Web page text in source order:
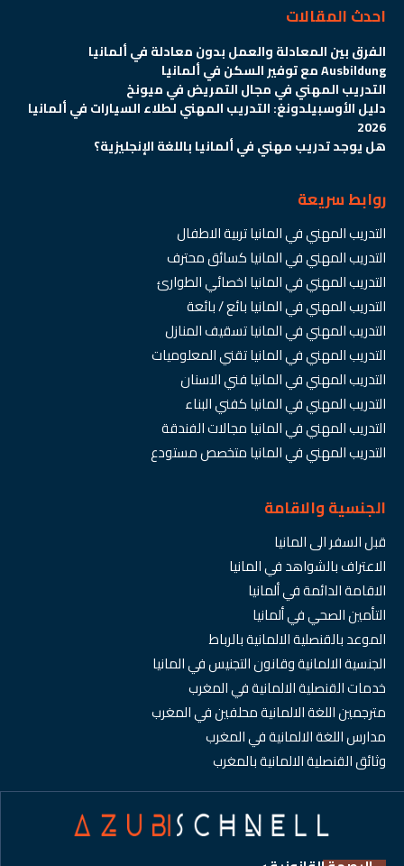
احدث المقالات
الفرق بين المعادلة والعمل بدون معادلة في ألمانيا
Ausbildung مع توفير السكن في ألمانيا
التدريب المهني في مجال التمريض في ميونخ
دليل الأوسبيلدونغ: التدريب المهني لطلاء السيارات في ألمانيا
2026
هل يوجد تدريب مهني في ألمانيا باللغة الإنجليزية؟
روابط سريعة
التدريب المهني في المانيا تربية الاطفال
التدريب المهني في المانيا كسائق محترف
التدريب المهني في المانيا اخصائي الطوارئ
التدريب المهني في المانيا بائع / بائعة
التدريب المهني في المانيا تسقيف المنازل
التدريب المهني في المانيا تقني المعلوميات
التدريب المهني في المانيا فني الاسنان
التدريب المهني في المانيا كفني البناء
التدريب المهني في المانيا مجالات الفندقة
التدريب المهني في المانيا متخصص مستودع
الجنسية والاقامة
قبل السفر الى المانيا
الاعتراف بالشواهد في المانيا
الاقامة الدائمة في ألمانيا
التأمين الصحي في ألمانيا
الموعد بالقنصلية الالمانية بالرباط
الجنسية الالمانية وقانون التجنيس في المانيا
خدمات القنصلية الالمانية في المغرب
مترجمين اللغة الالمانية محلفين في المغرب
مدارس اللغة الالمانية في المغرب
وثائق القنصلية الالمانية بالمغرب